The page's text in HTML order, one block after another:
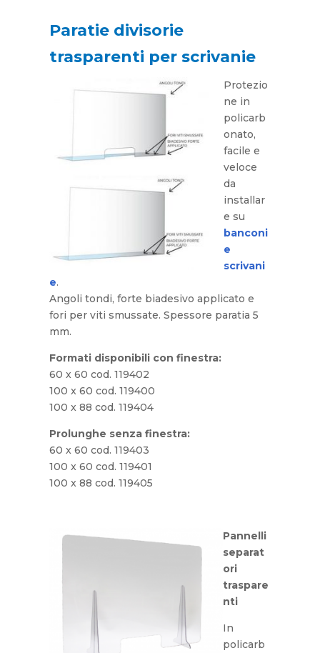
Paratie divisorie
trasparenti per scrivanie
Protezio
ne in
policarb
onato,
facile e
veloce
da
installar
e su
banconi
e
scrivani
e.
Angoli tondi, forte biadesivo applicato e
fori per viti smussate. Spessore paratia 5
mm.
Formati disponibili con finestra:
60 x 60 cod. 119402
100 x 60 cod. 119400
100 x 88 cod. 119404
Prolunghe senza finestra:
60 x 60 cod. 119403
100 x 60 cod. 119401
100 x 88 cod. 119405
Pannelli
separat
ori
traspare
nti
In
policarb